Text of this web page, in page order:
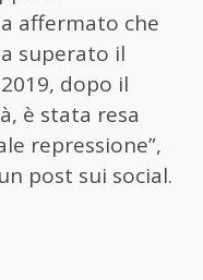
affermato che
superato il
dopo il
è stata resa
repressione”,
post sui social.